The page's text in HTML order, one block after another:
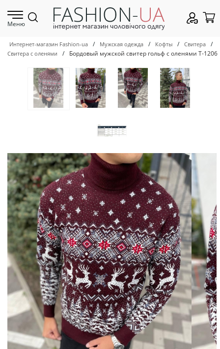
Меню
Интернет-магазин Fashion-ua / Мужская одежда / Кофты / Свитера /
Свитера с оленями / Бордовый мужской свитер гольф с оленями Т-1206